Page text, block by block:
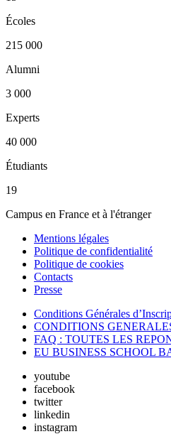
Écoles
215 000
Alumni
3 000
Experts
40 000
Étudiants
19
Campus en France et à l'étranger
Mentions légales
Politique de confidentialité
Politique de cookies
Contacts
Presse
Conditions Générales
CONDITIONS
FAQ : TOUTES LES
EU BUSINESS SCHOOL
youtube
facebook
twitter
linkedin
instagram